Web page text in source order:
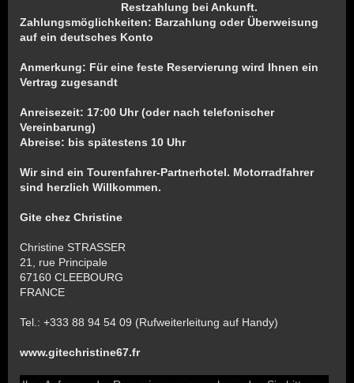
Restzahlung bei Ankunft.
Zahlungsmöglichkeiten: Barzahlung oder Überweisung
auf ein deutsches Konto
Anmerkung: Für eine feste Reservierung wird Ihnen ein
Vertrag zugesandt
Anreisezeit: 17:00 Uhr (oder nach telefonischer
Vereinbarung)
Abreise: bis spätestens 10 Uhr
Wir sind ein Tourenfahrer-Partnerhotel. Motorradfahrer
sind herzlich Willkommen.
Gite chez Christine
Christine STRASSER
21, rue Principale
67160 CLEEBOURG
FRANCE
Tel.: +333 88 94 54 09 (Rufweiterleitung auf Handy)
www.gitechristine67.fr